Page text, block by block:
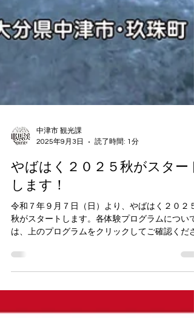
2025年9月3日
読了時間: 1分
やばはく２０２５秋がスタート
します！
令和７年９月７日（日）より、やばはく２０２５
い！ 今回も、中津・玖珠の秋を満喫できるプ